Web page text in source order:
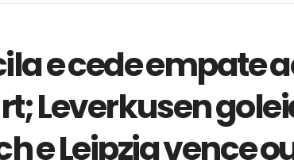
e cede empate
Leverkusen
e Leipzig vence